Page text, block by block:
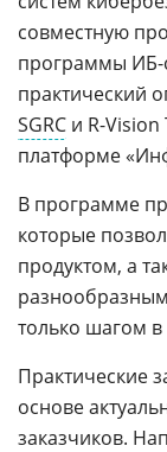
совместную
программы ИБ-
практический
SGRC и R-
платформе
В программе
которые
продуктом, а
только шагом
Практические
основе
заказчиков.